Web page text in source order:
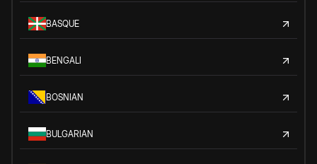
BASQUE
BENGALI
BOSNIAN
BULGARIAN